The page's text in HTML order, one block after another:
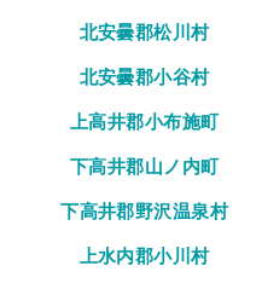
北安曇郡松川村
北安曇郡小谷村
上高井郡小布施町
下高井郡山ノ内町
下高井郡野沢温泉村
上水内郡小川村